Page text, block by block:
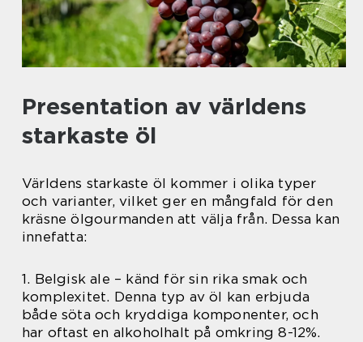
Presentation av världens
starkaste öl
Världens starkaste öl kommer i olika typer
och varianter, vilket ger en mångfald för den
kräsne ölgourmanden att välja från. Dessa kan
innefatta:
1. Belgisk ale – känd för sin rika smak och
komplexitet. Denna typ av öl kan erbjuda
både söta och kryddiga komponenter, och
har oftast en alkoholhalt på omkring 8-12%.